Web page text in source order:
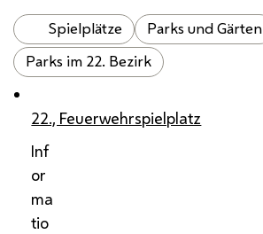
Spielplätze
Parks und Gärten
Parks im 22. Bezirk
22., Feuerwehrspielplatz
Inf
or
ma
tio